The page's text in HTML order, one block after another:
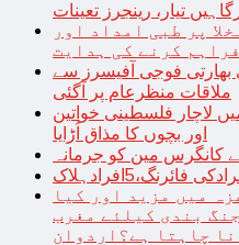
تیار، رینجرز تعینات
پر طبی امداد اور
کرنے کی ہدایت
بھارتی فوجی آفیسرز سے
ملاقات منظرعام پر آگئی
لاچار فلسطینی خواتین
اور بچوں کا مذاق اُڑایا
کانگرس مین کو جرمانہ
فائرنگ،5افرادہلاک
میں مزید اور کیا
بندی کیلئے مغرب
چاہتا ہے؟اردوان